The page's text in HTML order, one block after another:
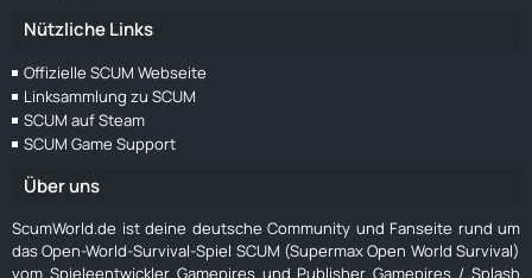
Nützliche Links
Offizielle SCUM Webseite
Linksammlung zu SCUM
SCUM auf Steam
SCUM Game Support
Über uns
ScumWorld.de ist deine deutsche Community und Fanseite rund um
das Open-World-Survival-Spiel SCUM (Supermax Open World Survival)